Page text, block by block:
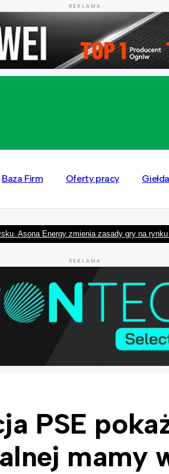
REKLAMA
Baza Firm Oferty pracy
Asona Energy zmienia zasady gry na
REKLAMA
PSE
mamy